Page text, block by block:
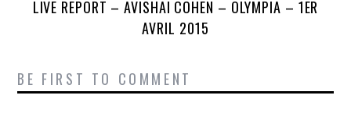
LIVE REPORT – AVISHAI COHEN – OLYMPIA – 1ER
AVRIL 2015
BE FIRST TO COMMENT